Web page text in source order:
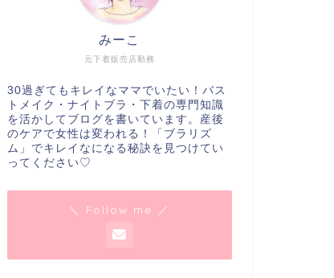
元下着販売店勤務
みーこ
30過ぎてもキレイなママでいたい！バス
トメイク・ナイトブラ・下着の専門知識
を活かしてブログを書いています。産後
のケアで女性は変われる！「ブラリズ
ム」でキレイなになる秘訣を見つけてい
ってください♡
＼ Follow me ／